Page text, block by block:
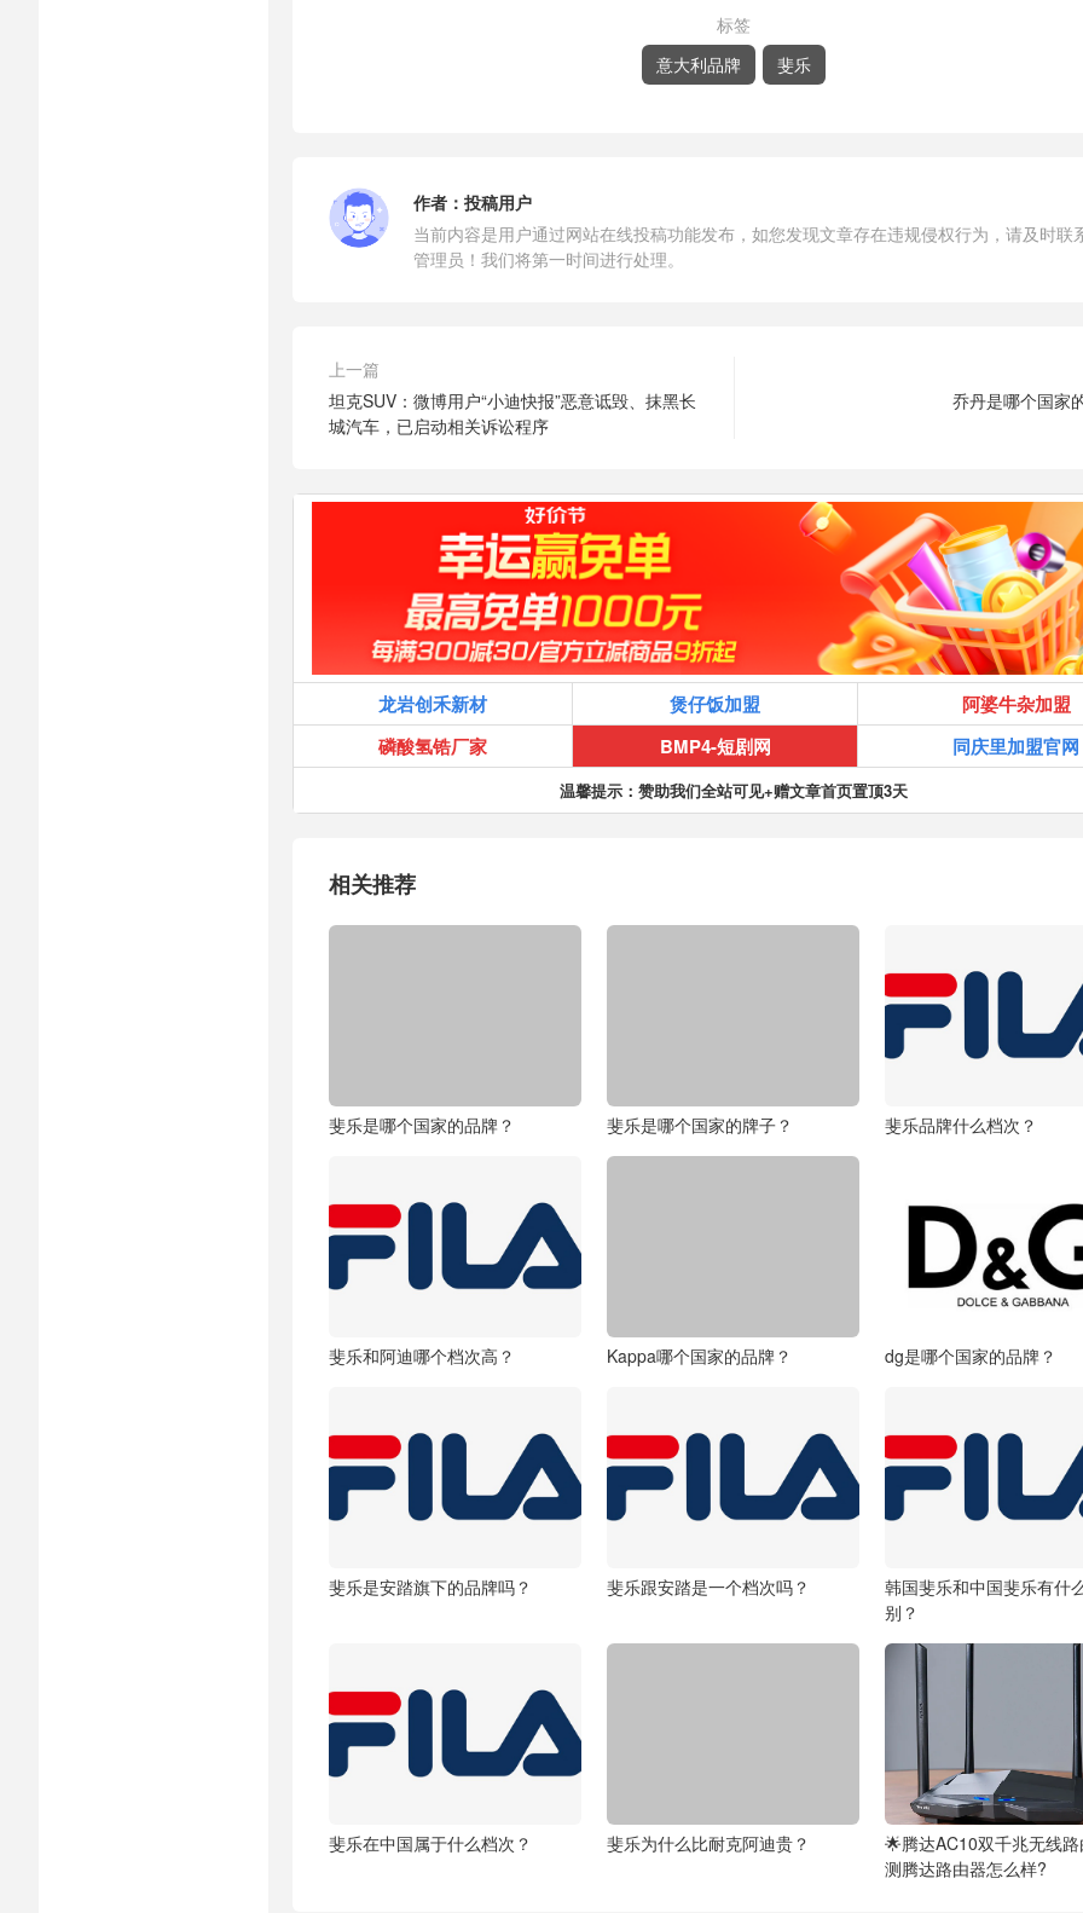
标签
意大利品牌
斐乐
作者： 投稿用户
当前内容是用户通过网站在线投稿功能发布，如您发现文章存在违规侵权行为，请及时联
管理员！我们将第一时间进行处理。
上一篇
坦克SUV：微博用户“小迪快报”恶意诋毁、抹黑长
城汽车，已启动相关诉讼程序
乔丹是哪个国家
龙岩创禾新材 煲仔饭加盟
阿婆牛杂加盟
磷酸氢锆厂家
BMP4-短剧网 同庆里加盟官网
温馨提示：赞助我们全站可见+赠文章首页置顶3天
相关推荐
斐乐是哪个国家的品牌？ 斐乐是哪个国家的牌子？ 斐乐品牌什么档次？
斐乐和阿迪哪个档次高？ Kappa哪个国家的品牌？ dg是哪个国家的品牌？
斐乐是安踏旗下的品牌吗？ 斐乐跟安踏是一个档次吗？
韩国斐乐和中国斐乐有什
别？
斐乐在中国属于什么档次？ 斐乐为什么比耐克阿迪贵？
🌟腾达AC10双千兆无线
测腾达路由器怎么样?